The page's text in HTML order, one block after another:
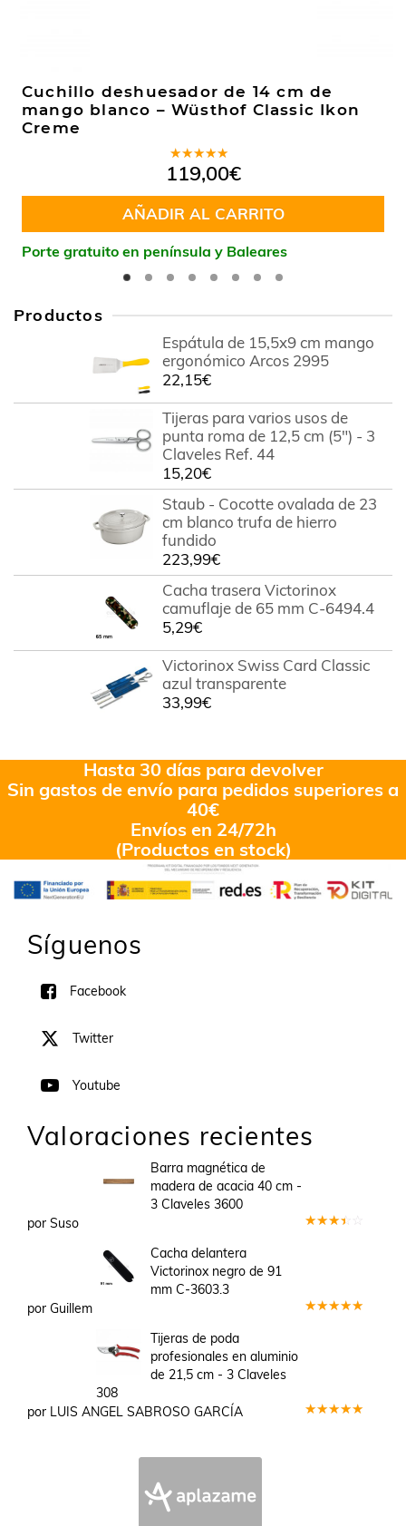
Cuchillo deshuesador de 14 cm de
mango blanco – Wüsthof Classic Ikon
Creme
Valorado
en5.00de
5
119,00€
AÑADIR AL CARRITO
Porte gratuito en península y Baleares
Productos
Espátula de 15,5x9 cm mango
ergonómico Arcos 2995
22,15€
Tijeras para varios usos de
punta roma de 12,5 cm (5") - 3
Claveles Ref. 44
15,20€
Staub - Cocotte ovalada de 23
cm blanco trufa de hierro
fundido
223,99€
Cacha trasera Victorinox
camuflaje de 65 mm C-6494.4
5,29€
Victorinox Swiss Card Classic
azul transparente
33,99€
Hasta 30 días para devolver
Sin gastos de envío para pedidos superiores a
40€
Envíos en 24/72h
(Productos en stock)
Síguenos
Facebook
Twitter
Youtube
Valoraciones recientes
Barra magnética de
madera de acacia 40 cm -
3 Claveles 3600
por Suso
Cacha delantera
Victorinox negro de 91
mm C-3603.3
por Guillem
Tijeras de poda
profesionales en aluminio
de 21,5 cm - 3 Claveles
308
por LUIS ANGEL SABROSO GARCÍA